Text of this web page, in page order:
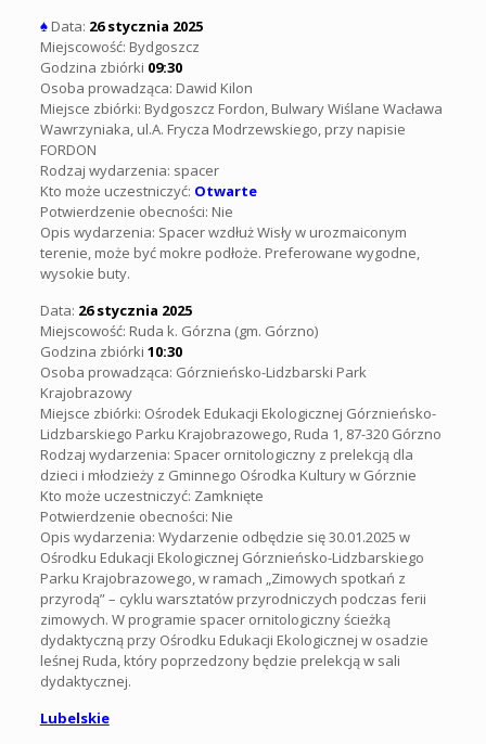
♠Data: 26 stycznia 2025
Miejscowość: Bydgoszcz
Godzina zbiórki 09:30
Osoba prowadząca: Dawid Kilon
Miejsce zbiórki: Bydgoszcz Fordon, Bulwary Wiślane Wacława
Wawrzyniaka, ul.A. Frycza Modrzewskiego, przy napisie
FORDON
Rodzaj wydarzenia: spacer
Kto może uczestniczyć: Otwarte
Potwierdzenie obecności: Nie
Opis wydarzenia: Spacer wzdłuż Wisły w urozmaiconym
terenie, może być mokre podłoże. Preferowane wygodne,
wysokie buty.
Data: 26 stycznia 2025
Miejscowość: Ruda k. Górzna (gm. Górzno)
Godzina zbiórki 10:30
Osoba prowadząca: Górznieńsko-Lidzbarski Park
Krajobrazowy
Miejsce zbiórki: Ośrodek Edukacji Ekologicznej Górznieńsko-
Lidzbarskiego Parku Krajobrazowego, Ruda 1, 87-320 Górzno
Rodzaj wydarzenia: Spacer ornitologiczny z prelekcją dla
dzieci i młodzieży z Gminnego Ośrodka Kultury w Górznie
Kto może uczestniczyć: Zamknięte
Potwierdzenie obecności: Nie
Opis wydarzenia: Wydarzenie odbędzie się 30.01.2025 w
Ośrodku Edukacji Ekologicznej Górznieńsko-Lidzbarskiego
Parku Krajobrazowego, w ramach „Zimowych spotkań z
przyrodą” – cyklu warsztatów przyrodniczych podczas ferii
zimowych. W programie spacer ornitologiczny ścieżką
dydaktyczną przy Ośrodku Edukacji Ekologicznej w osadzie
leśnej Ruda, który poprzedzony będzie prelekcją w sali
dydaktycznej.
Lubelskie